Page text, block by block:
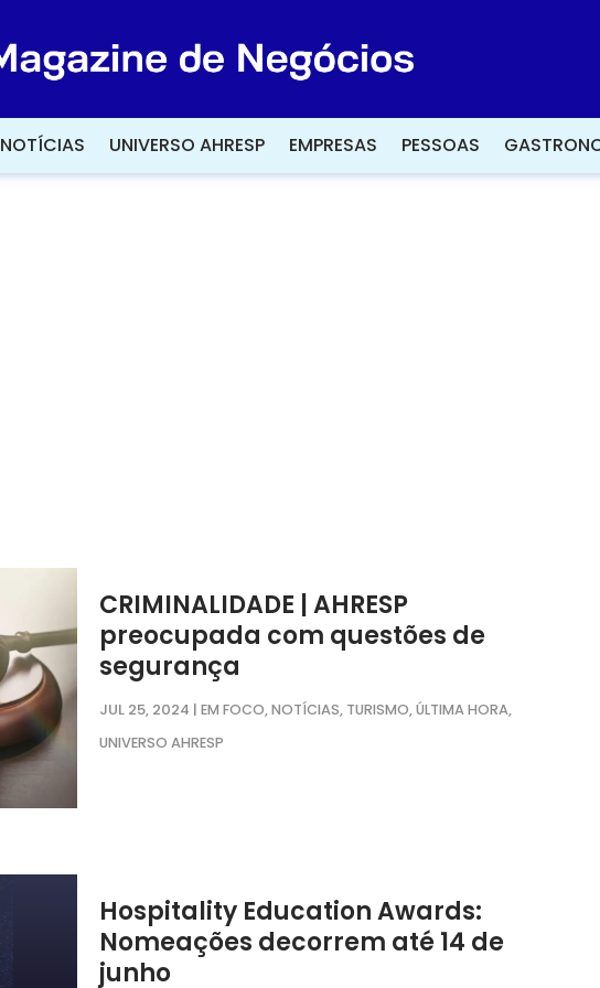
NOTÍCIAS UNIVERSO AHRESP EMPRESAS PESSOAS
NOTÍCIAS UNIVERSO AHRESP EMPRESAS PESSOAS
CRIMINALIDADE | AHRESP
preocupada com questões de
segurança
JUL 25, 2024 |EM FOCO,NOTÍCIAS, TURISMO,ÚLTIMA HORA,
UNIVERSO AHRESP
Hospitality Education Awards:
Nomeações decorrem até 14 de
junho